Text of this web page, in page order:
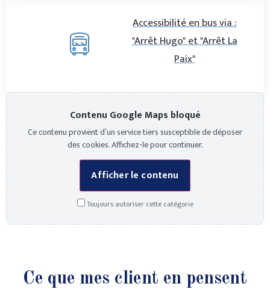
Accessibilité en bus via :
"Arrêt Hugo" et "Arrêt La
Paix"
Contenu Google Maps bloqué
Ce contenu provient d’un service tiers susceptible de déposer
des cookies. Affichez-le pour continuer.
Afficher le contenu
Toujours autoriser cette catégorie
Ce que mes client en pensent